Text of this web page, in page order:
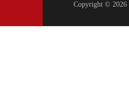
Copyright ©